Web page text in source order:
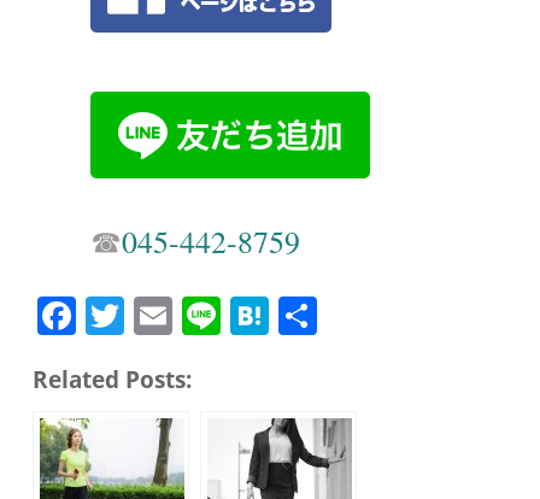
☎︎045-442-8759
Fa
bo
ok
T
tte
E
ail
Li H
a
Related Posts: